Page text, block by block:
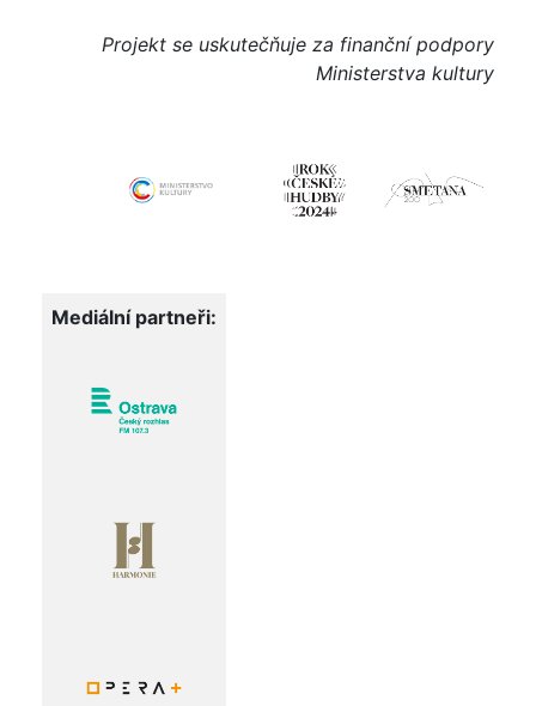
Projekt se uskutečňuje za finanční podpory
Ministerstva kultury
Mediální partneři: